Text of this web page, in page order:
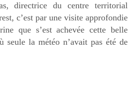
directrice du centre territorial
c’est par une visite approfondie
que s’est achevée cette belle
seule la météo n’avait pas été de